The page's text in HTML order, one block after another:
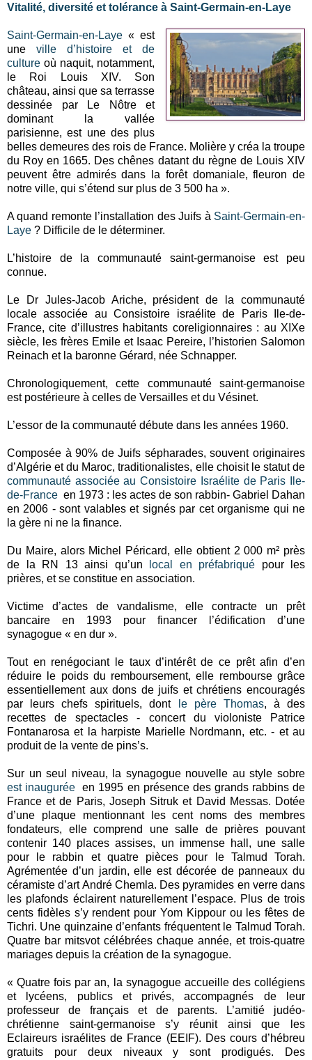
Vitalité, diversité et tolérance à Saint-Germain-en-Laye
Saint-Germain-en-Laye « est
uneville d’histoire et de
culture où naquit, notamment,
le Roi Louis XIV. Son
château, ainsi que sa terrasse
dessinée par Le Nôtre et
dominant la vallée
parisienne, est une des plus
belles demeures des rois de France. Molière y créa la troupe
du Roy en 1665. Des chênes datant du règne de Louis XIV
peuvent être admirés dans la forêt domaniale, fleuron de
notre ville, qui s’étend sur plus de 3 500 ha ».
A quand remonte l’installation des Juifs à Saint-Germain-en-
Laye ? Difficile de le déterminer.
L’histoire de la communauté saint-germanoise est peu
connue.
Le Dr Jules-Jacob Ariche, président de la communauté
locale associée au Consistoire israélite de Paris Ile-de-
France, cite d’illustres habitants coreligionnaires : au XIXe
siècle, les frères Emile et Isaac Pereire, l’historien Salomon
Reinach et la baronne Gérard, née Schnapper.
Chronologiquement, cette communauté saint-germanoise
est postérieure à celles de Versailles et du Vésinet.
L’essor de la communauté débute dans les années 1960.
Composée à 90% de Juifs sépharades, souvent originaires
d’Algérie et du Maroc, traditionalistes, elle choisit le statut de
communauté associée au Consistoire Israélite de Paris Ile-
de-France en 1973 : les actes de son rabbin- Gabriel Dahan
en 2006 - sont valables et signés par cet organisme qui ne
la gère ni ne la finance.
Du Maire, alors Michel Péricard, elle obtient 2 000 m² près
de la RN 13 ainsi qu’un
local en préfabriqué pour les
prières, et se constitue en association.
Victime d’actes de vandalisme, elle contracte un prêt
bancaire en 1993 pour financer l’édification d’une
synagogue « en dur ».
Tout en renégociant le taux d’intérêt de ce prêt afin d’en
réduire le poids du remboursement, elle rembourse grâce
essentiellement aux dons de juifs et chrétiens encouragés
par leurs chefs spirituels, dont
le père Thomas, à des
recettes de spectacles - concert du violoniste Patrice
Fontanarosa et la harpiste Marielle Nordmann, etc. - et au
produit de la vente de pins’s.
Sur un seul niveau, la synagogue nouvelle au style sobre
est inaugurée en 1995 en présence des grands rabbins de
France et de Paris, Joseph Sitruk et David Messas. Dotée
d’une plaque mentionnant les cent noms des membres
fondateurs, elle comprend une salle de prières pouvant
contenir 140 places assises, un immense hall, une salle
pour le rabbin et quatre pièces pour le Talmud Torah.
Agrémentée d’un jardin, elle est décorée de panneaux du
céramiste d’art André Chemla. Des pyramides en verre dans
les plafonds éclairent naturellement l’espace. Plus de trois
cents fidèles s’y rendent pour Yom Kippour ou les fêtes de
Tichri. Une quinzaine d’enfants fréquentent le Talmud Torah.
Quatre bar mitsvot célébrées chaque année, et trois-quatre
mariages depuis la création de la synagogue.
« Quatre fois par an, la synagogue accueille des collégiens
et lycéens, publics et privés, accompagnés de leur
professeur de français et de parents. L’amitié judéo-
chrétienne saint-germanoise s’y réunit ainsi que les
Eclaireurs israélites de France (EEIF). Des cours d’hébreu
gratuits pour deux niveaux y sont prodigués. Des